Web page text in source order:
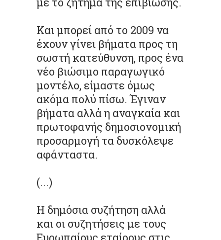
Και μπορεί από το 2009 να
έχουν γίνει βήματα προς τη
σωστή κατεύθυνση, προς ένα
νέο βιώσιμο παραγωγικό
μοντέλο, είμαστε όμως
ακόμα πολύ πίσω. Έγιναν
βήματα αλλά η αναγκαία και
πρωτοφανής δημοσιονομική
προσαρμογή τα δυσκόλεψε
αφάνταστα.
(...)
Η δημόσια συζήτηση αλλά
και οι συζητήσεις με τους